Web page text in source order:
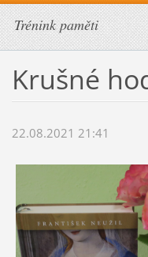
Trénink paměti
Krušné
22.08.2021 21:41